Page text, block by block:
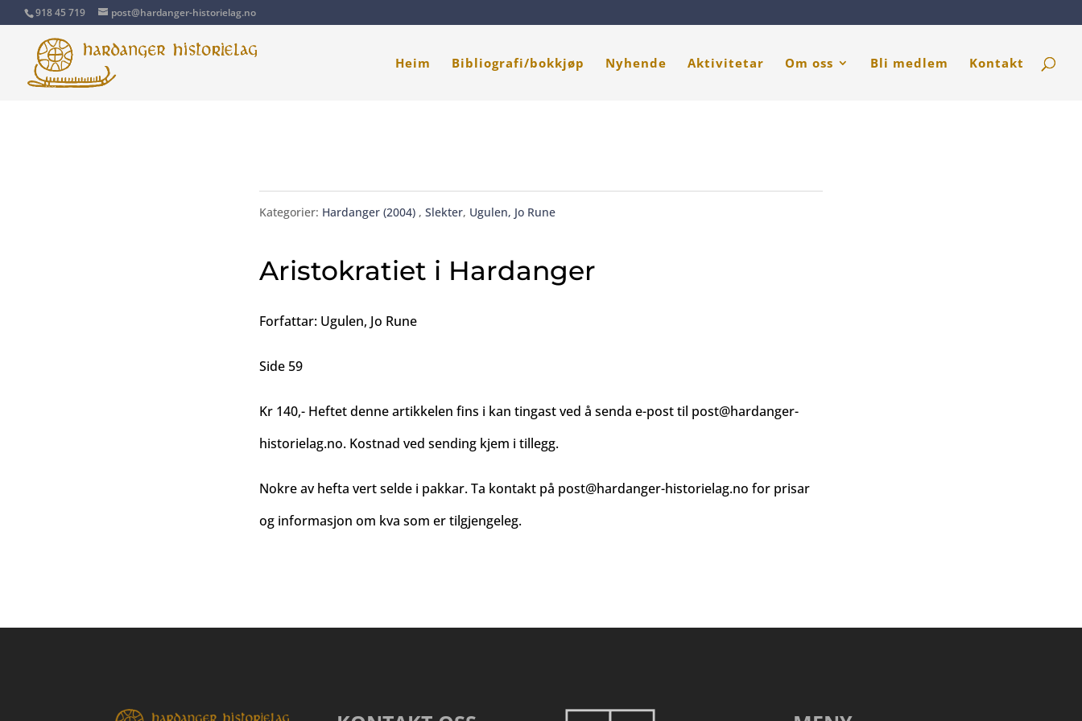
918 45 719 post@hardanger-historielag.no
Heim Bibliografi/bokkjøp Nyhende Aktivitetar Om oss Bli medlem Kontakt
Kategorier: Hardanger (2004) , Slekter, Ugulen, Jo Rune
Aristokratiet i Hardanger
Forfattar: Ugulen, Jo Rune
Side 59
Kr 140,- Heftet denne artikkelen fins i kan tingast ved å senda e-post til post@hardanger-
historielag.no. Kostnad ved sending kjem i tillegg.
Nokre av hefta vert selde i pakkar. Ta kontakt på post@hardanger-historielag.no for prisar
og informasjon om kva som er tilgjengeleg.